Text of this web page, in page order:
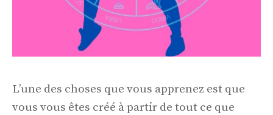
L’une des choses que vous apprenez est que
vous vous êtes créé à partir de tout ce que